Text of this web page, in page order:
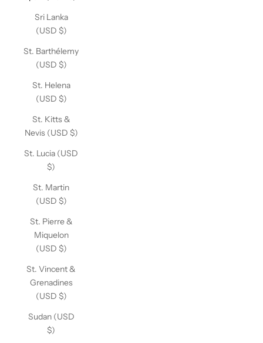
Sri Lanka
(USD $)
St. Barthélemy
(USD $)
St. Helena
(USD $)
St. Kitts &
Nevis (USD $)
St. Lucia (USD
$)
St. Martin
(USD $)
St. Pierre &
Miquelon
(USD $)
St. Vincent &
Grenadines
(USD $)
Sudan (USD
$)